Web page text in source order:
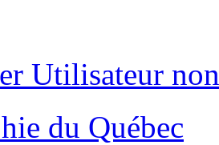
Utilisateur
du Québec